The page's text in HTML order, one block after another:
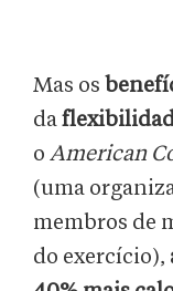
Mas os
da
o American
(uma
membros de
do exercício),